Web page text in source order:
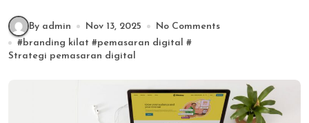
By admin Nov 13, 2025
No Comments
#branding kilat #pemasaran digital #
Strategi pemasaran digital